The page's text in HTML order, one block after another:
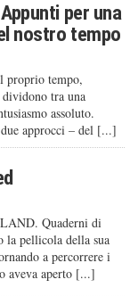
per una
nostro tempo
proprio tempo,
tra una
assoluto.
approcci – del [...]
Quaderni di
la pellicola della sua
a percorrere i
aveva aperto [...]